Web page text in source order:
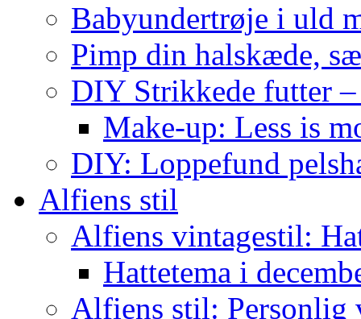
Babyundertrøje i uld
Pimp din halskæde,
DIY Strikkede futter
Make-up: Less is
DIY: Loppefund
Alfiens stil
Alfiens vintagestil:
Hattetema i
Alfiens stil: Personlig